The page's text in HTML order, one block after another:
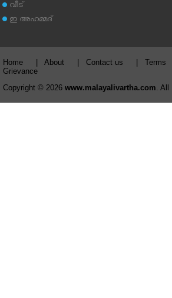
വീട്
ഇ അഹമ്മദ്‌
Home About Contact us Terms
Grievance
Copyright © 2026 www.malayalivartha.com .